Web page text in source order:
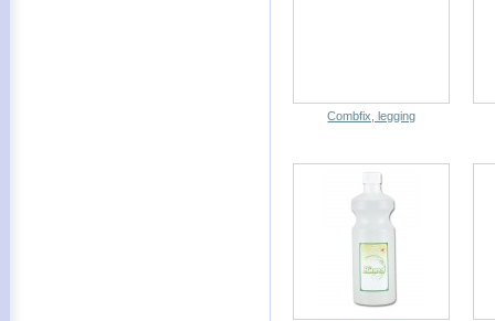
Combfix, legging